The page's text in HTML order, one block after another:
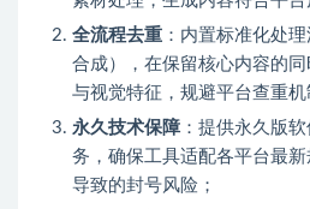
全流程去重 ：内置标准化处
合成），在保留核心内容的
与视觉特征，规避平台查重机
永久技术保障 ：提供永久版
务，确保工具适配各平台最
导致的封号风险；